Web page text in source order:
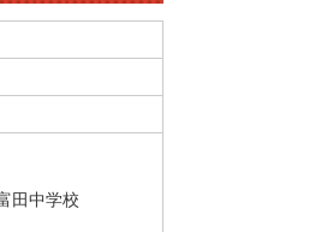
田中学校